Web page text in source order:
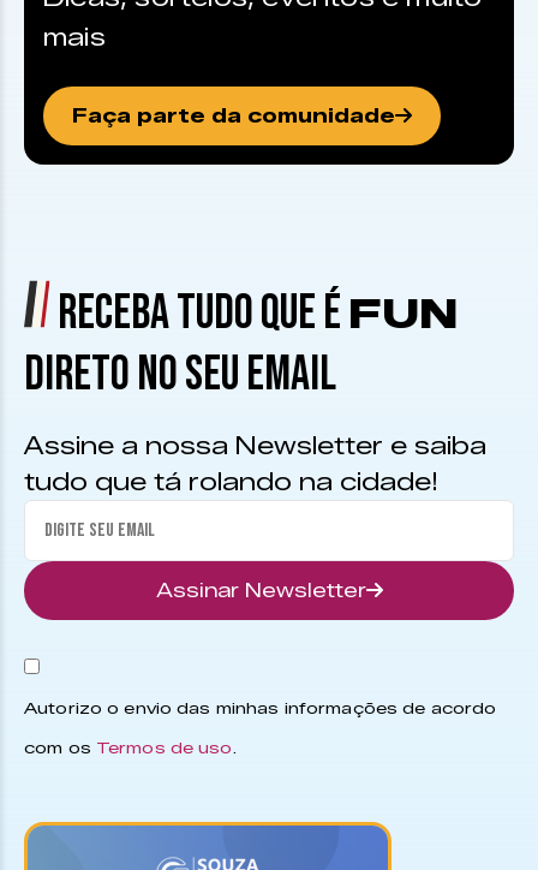
mais
Faça parte da comunidade
RECEBA TUDO QUE É FUN
DIRETO NO SEU EMAIL
Assine a nossa Newsletter e saiba
tudo que tá rolando na cidade!
Assinar Newsletter
Autorizo o envio das minhas informações de acordo
com os Termos de uso